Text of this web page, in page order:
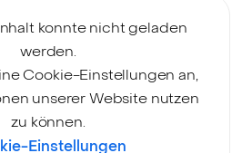
konnte nicht geladen
werden.
Cookie-Einstellungen an,
unserer Website nutzen
zu können.
Einstellungen